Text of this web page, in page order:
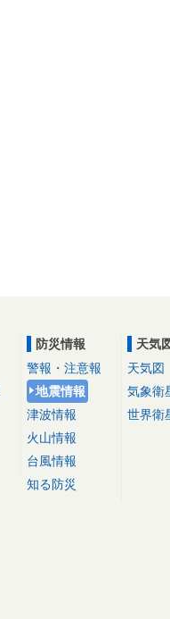
防災情報
警報・注意報
地震情報
津波情報
火山情報
台風情報
知る防災
天気
天気図
気象衛
世界衛